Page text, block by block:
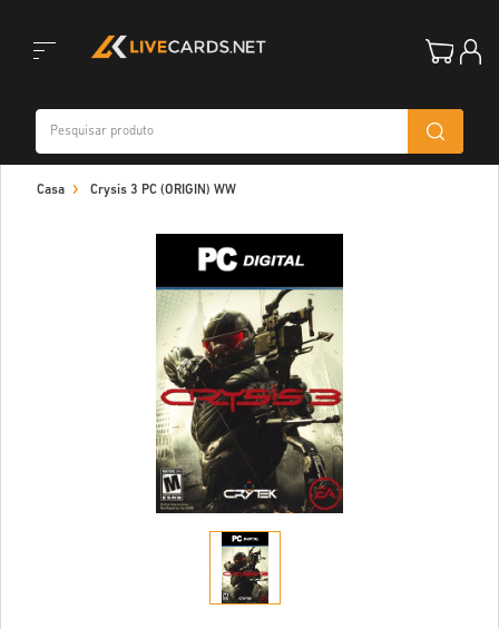
Casa Crysis 3 PC (ORIGIN) WW